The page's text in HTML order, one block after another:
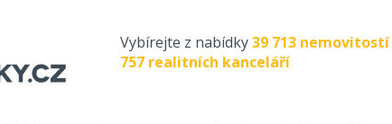
Vybírejte z nabídky39 713 nemovitostí
757 realitních kanceláří